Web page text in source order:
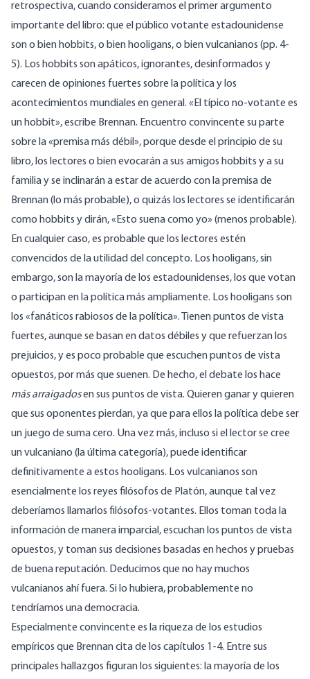
retrospectiva, cuando consideramos el primer argumento
importante del libro: que el público votante estadounidense
son o bien hobbits, o bien hooligans, o bien vulcanianos (pp. 4-
5). Los hobbits son apáticos, ignorantes, desinformados y
carecen de opiniones fuertes sobre la política y los
acontecimientos mundiales en general. «El típico no-votante es
un hobbit», escribe Brennan. Encuentro convincente su parte
sobre la «premisa más débil», porque desde el principio de su
libro, los lectores o bien evocarán a sus amigos hobbits y a su
familia y se inclinarán a estar de acuerdo con la premisa de
Brennan (lo más probable), o quizás los lectores se identificarán
como hobbits y dirán, «Esto suena como yo» (menos probable).
En cualquier caso, es probable que los lectores estén
convencidos de la utilidad del concepto. Los hooligans, sin
embargo, son la mayoría de los estadounidenses, los que votan
o participan en la política más ampliamente. Los hooligans son
los «fanáticos rabiosos de la política». Tienen puntos de vista
fuertes, aunque se basan en datos débiles y que refuerzan los
prejuicios, y es poco probable que escuchen puntos de vista
opuestos, por más que suenen. De hecho, el debate los hace
más arraigadosen sus puntos de vista. Quieren ganar y quieren
que sus oponentes pierdan, ya que para ellos la política debe ser
un juego de suma cero. Una vez más, incluso si el lector se cree
un vulcaniano (la última categoría), puede identificar
definitivamente a estos hooligans. Los vulcanianos son
esencialmente los reyes filósofos de Platón, aunque tal vez
deberíamos llamarlos filósofos-votantes. Ellos toman toda la
información de manera imparcial, escuchan los puntos de vista
opuestos, y toman sus decisiones basadas en hechos y pruebas
de buena reputación. Deducimos que no hay muchos
vulcanianos ahí fuera. Si lo hubiera, probablemente no
tendríamos una democracia.
Especialmente convincente es la riqueza de los estudios
empíricos que Brennan cita de los capítulos 1-4. Entre sus
principales hallazgos figuran los siguientes: la mayoría de los